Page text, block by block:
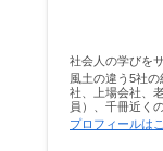
社会人の学びを
風土の違う5社
社、上場会社、
員）、千冊近く
プロフィールは